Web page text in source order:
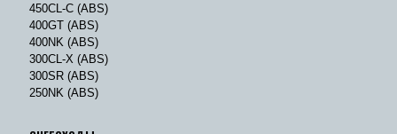
450CL-C (ABS)
400GT (ABS)
400NK (ABS)
300CL-X (ABS)
300SR (ABS)
250NK (ABS)